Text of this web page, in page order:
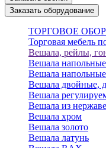
Заказать оборудование
ТОРГОВОЕ
Торговая мебель
Вешала, рейлы,
Вешала напольные
Вешала напольные
Вешала двойные,
Вешала
Вешала из
Вешала хром
Вешала золото
Вешала латунь